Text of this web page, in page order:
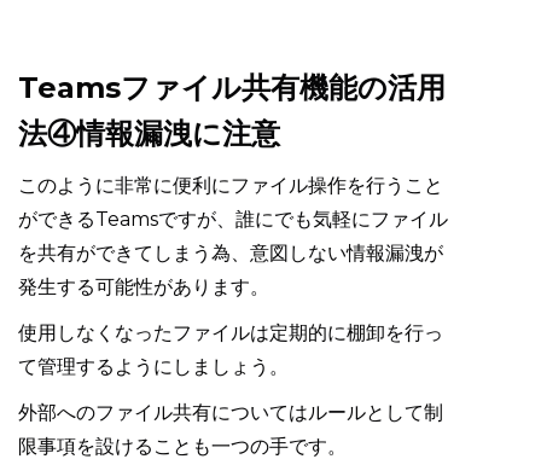
Teamsファイル共有機能の活用
法④情報漏洩に注意
このように非常に便利にファイル操作を行うこと
ができるTeamsですが、誰にでも気軽にファイル
を共有ができてしまう為、意図しない情報漏洩が
発生する可能性があります。
使用しなくなったファイルは定期的に棚卸を行っ
て管理するようにしましょう。
外部へのファイル共有についてはルールとして制
限事項を設けることも一つの手です。